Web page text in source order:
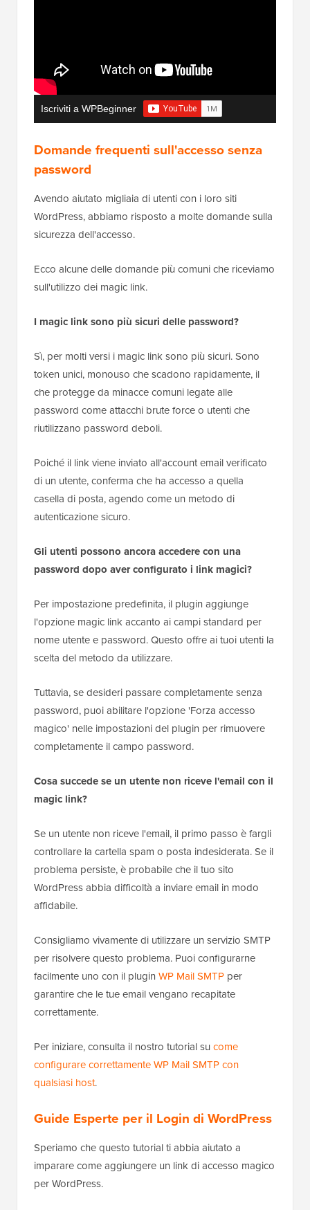
Iscriviti a WPBeginner
Domande frequenti sull'accesso senza
password
Avendo aiutato migliaia di utenti con i loro siti
WordPress, abbiamo risposto a molte domande sulla
sicurezza dell'accesso.
Ecco alcune delle domande più comuni che riceviamo
sull'utilizzo dei magic link.
I magic link sono più sicuri delle password?
Sì, per molti versi i magic link sono più sicuri. Sono
token unici, monouso che scadono rapidamente, il
che protegge da minacce comuni legate alle
password come attacchi brute force o utenti che
riutilizzano password deboli.
Poiché il link viene inviato all'account email verificato
di un utente, conferma che ha accesso a quella
casella di posta, agendo come un metodo di
autenticazione sicuro.
Gli utenti possono ancora accedere con una
password dopo aver configurato i link magici?
Per impostazione predefinita, il plugin aggiunge
l'opzione magic link accanto ai campi standard per
nome utente e password. Questo offre ai tuoi utenti la
scelta del metodo da utilizzare.
Tuttavia, se desideri passare completamente senza
password, puoi abilitare l'opzione 'Forza accesso
magico' nelle impostazioni del plugin per rimuovere
completamente il campo password.
Cosa succede se un utente non riceve l'email con il
magic link?
Se un utente non riceve l'email, il primo passo è fargli
controllare la cartella spam o posta indesiderata. Se il
problema persiste, è probabile che il tuo sito
WordPress abbia difficoltà a inviare email in modo
affidabile.
Consigliamo vivamente di utilizzare un servizio SMTP
per risolvere questo problema. Puoi configurarne
facilmente uno con il plugin WP Mail SMTP per
garantire che le tue email vengano recapitate
correttamente.
Per iniziare, consulta il nostro tutorial su come
configurare correttamente WP Mail SMTP con
qualsiasi host.
Guide Esperte per il Login di WordPress
Speriamo che questo tutorial ti abbia aiutato a
imparare come aggiungere un link di accesso magico
per WordPress.